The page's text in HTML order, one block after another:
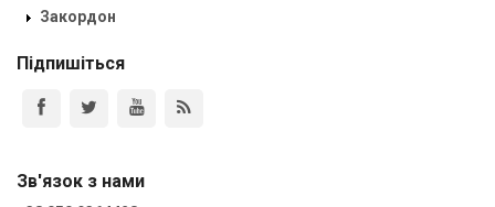
Закордон
Підпишіться
Зв'язок з нами